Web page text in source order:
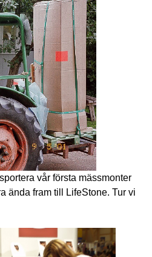
vår första mässmonter
ända fram till LifeStone. Tur vi